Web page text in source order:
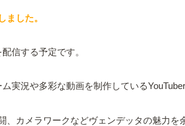
ました。
信する予定です。
実況や多彩な動画を制作している
、カメラワークなどヴェンデッタの魅力